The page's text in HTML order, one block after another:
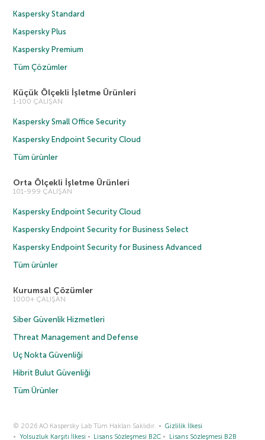
Kaspersky Standard
Kaspersky Plus
Kaspersky Premium
Tüm Çözümler
Küçük Ölçekli İşletme Ürünleri
1-100 ÇALIŞAN
Kaspersky Small Office Security
Kaspersky Endpoint Security Cloud
Tüm ürünler
Orta Ölçekli İşletme Ürünleri
101-999 ÇALIŞAN
Kaspersky Endpoint Security Cloud
Kaspersky Endpoint Security for Business Select
Kaspersky Endpoint Security for Business Advanced
Tüm ürünler
Kurumsal Çözümler
1000+ ÇALIŞAN
Siber Güvenlik Hizmetleri
Threat Management and Defense
Uç Nokta Güvenliği
Hibrit Bulut Güvenliği
Tüm Ürünler
© 2026 AO Kaspersky Lab Tüm Hakları Saklıdır.
Gizlilik İlkesi
Yolsuzluk Karşıtı İlkesi
Lisans Sözleşmesi B2C Lisans Sözleşmesi B2B